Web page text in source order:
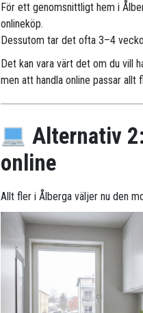
För ett genomsnittligt hem i
onlineköp.
Dessutom tar det ofta 3–4
Det kan vara värt det om du vill
men att handla online passar
Alternativ
online
Allt fler i Ålberga väljer nu den